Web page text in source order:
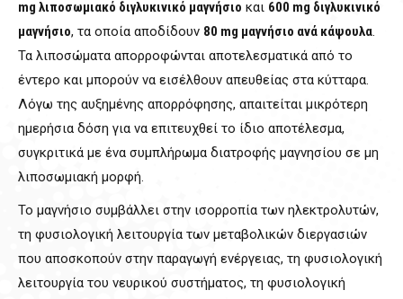
mg λιποσωμιακό διγλυκινικό μαγνήσιο και 600 mg διγλυκινικό
μαγνήσιο, τα οποία αποδίδουν 80 mg μαγνήσιο ανά κάψουλα
Τα λιποσώματα απορροφώνται αποτελεσματικά από το
έντερο και μπορούν να εισέλθουν απευθείας στα κύτταρα.
Λόγω της αυξημένης απορρόφησης, απαιτείται μικρότερη
ημερήσια δόση για να επιτευχθεί το ίδιο αποτέλεσμα,
συγκριτικά με ένα συμπλήρωμα διατροφής μαγνησίου σε μη
λιποσωμιακή μορφή.
To μαγνήσιο συμβάλλει στην ισορροπία των ηλεκτρολυτών,
τη φυσιολογική λειτουργία των μεταβολικών διεργασιών
που αποσκοπούν στην παραγωγή ενέργειας, τη φυσιολογική
λειτουργία του νευρικού συστήματος, τη φυσιολογική